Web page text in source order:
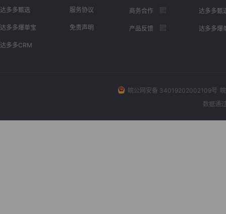
达多多甄选
达多多爆单宝
达多多CRM
服务协议
免责声明
商务合作
产品反馈
达多多甄
达多多爆
皖公网安备 34019202002109号
数据通